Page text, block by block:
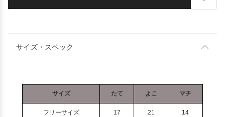
サイズ・スペック
サイズ たて よこ マチ
フリーサイズ 17 21 14